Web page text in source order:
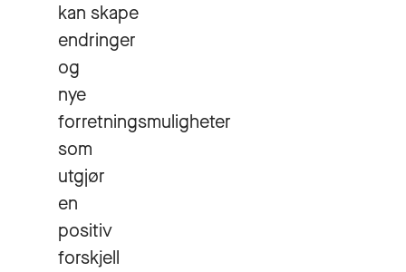
kan skape
endringer
og
nye
forretningsmuligheter
som
utgjør
en
positiv
forskjell